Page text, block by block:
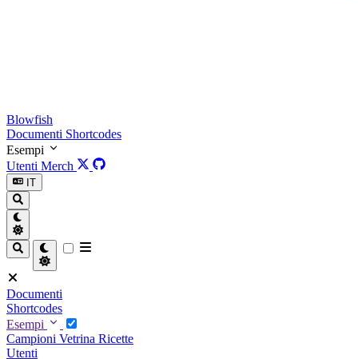
Blowfish
Documenti Shortcodes
Esempi
Utenti Merch
IT
Documenti
Shortcodes
Esempi
Campioni Vetrina Ricette
Utenti